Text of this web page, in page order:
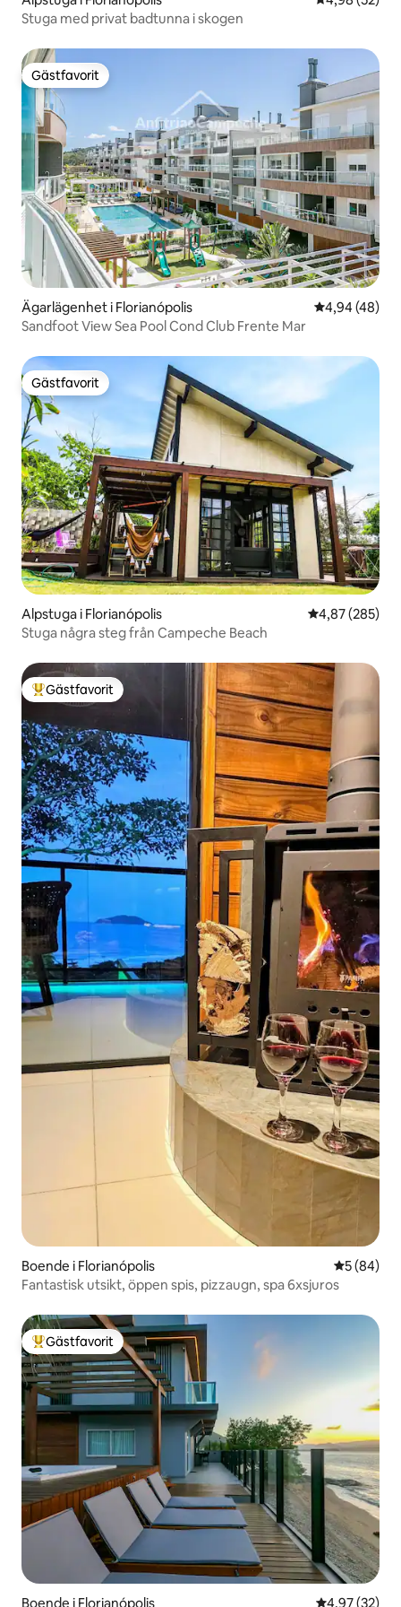
Stuga med privat badtunna i skogen
Gästfavorit
Gästfavorit
Ägarlägenhet i Florianópolis 4,94 av 5 i
4,94 (48)
Sandfoot View Sea Pool Cond Club Frente Mar
Gästfavorit
Gästfavorit
Alpstuga i Florianópolis 4,87 av 5 i
4,87 (285)
Stuga några steg från Campeche Beach
Populär gästfavorit
Gästfavorit
Boende i Florianópolis 5 av 5 i
5 (84)
Fantastisk utsikt, öppen spis, pizzaugn, spa 6xsjuros
Populär gästfavorit
Gästfavorit
Boende i Florianópolis 4,97 av 5 i
4,97 (32)